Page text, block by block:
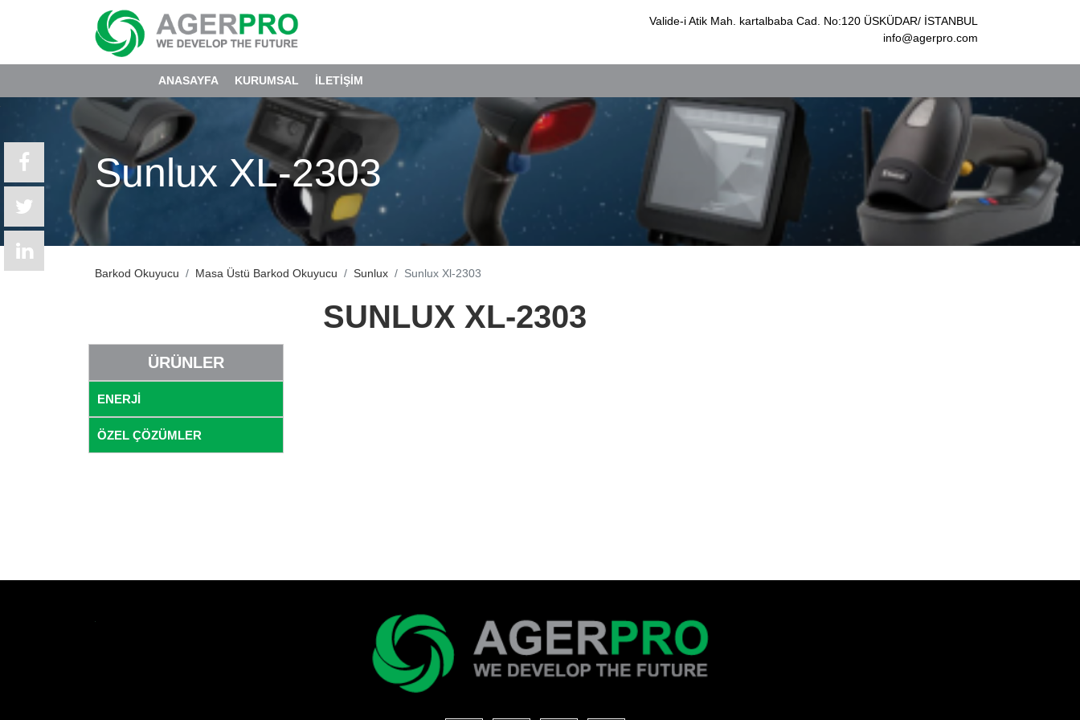
Valide-i Atik Mah. kartalbaba Cad. No:120 ÜSKÜDAR/ İSTANBUL
info@agerpro.com
ANASAYFA KURUMSAL İLETİŞİM
Sunlux XL-2303
Barkod Okuyucu Masa Üstü Barkod Okuyucu Sunlux Sunlux Xl-2303
ÜRÜNLER
ENERJİ
ÖZEL ÇÖZÜMLER
SUNLUX XL-2303